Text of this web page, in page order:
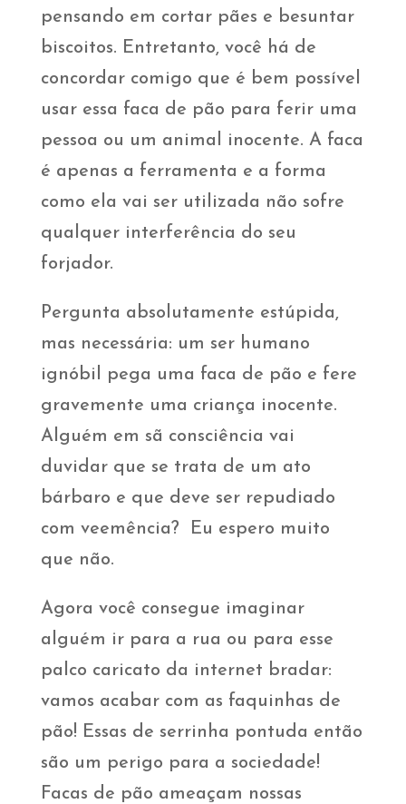
pensando em cortar pães e besuntar
biscoitos. Entretanto, você há de
concordar comigo que é bem possível
usar essa faca de pão para ferir uma
pessoa ou um animal inocente. A faca
é apenas a ferramenta e a forma
como ela vai ser utilizada não sofre
qualquer interferência do seu
forjador.
Pergunta absolutamente estúpida,
mas necessária: um ser humano
ignóbil pega uma faca de pão e fere
gravemente uma criança inocente.
Alguém em sã consciência vai
duvidar que se trata de um ato
bárbaro e que deve ser repudiado
com veemência? Eu espero muito
que não.
Agora você consegue imaginar
alguém ir para a rua ou para esse
palco caricato da internet bradar:
vamos acabar com as faquinhas de
pão! Essas de serrinha pontuda então
são um perigo para a sociedade!
Facas de pão ameaçam nossas